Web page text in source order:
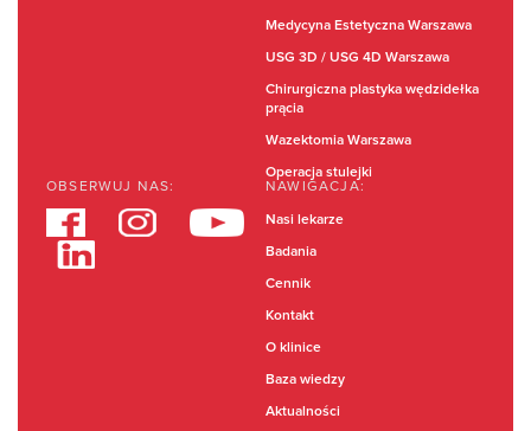
Medycyna Estetyczna Warszawa
USG 3D / USG 4D Warszawa
Chirurgiczna plastyka wędzidełka
prącia
Wazektomia Warszawa
Operacja stulejki
OBSERWUJ NAS: NAWIGACJA:
Nasi lekarze
Badania
Cennik
Kontakt
O klinice
Baza wiedzy
Aktualności